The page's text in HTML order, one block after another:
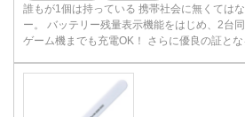
誰もが1個は持っている 携帯社会に無くては
ー。 バッテリー残量表示機能をはじめ、2台
ゲーム機までも充電OK！ さらに優良の証とな